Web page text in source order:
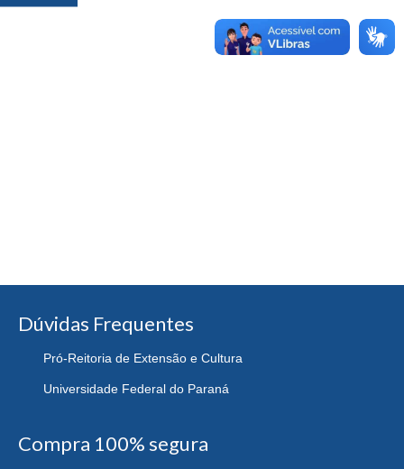
Dúvidas Frequentes
Pró-Reitoria de Extensão e Cultura
Universidade Federal do Paraná
Compra 100% segura